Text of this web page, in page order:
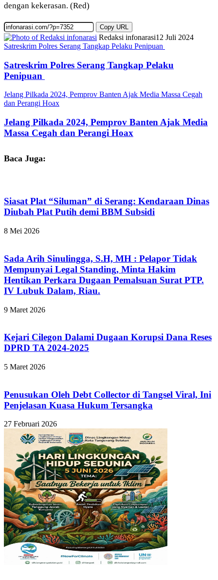
dengan kekerasan. (Red)
Copy URL
Redaksi infonarasi12 Juli 2024
Satreskrim Polres Serang Tangkap Pelaku Penipuan
Satreskrim Polres Serang Tangkap Pelaku
Penipuan
Jelang Pilkada 2024, Pemprov Banten Ajak Media Massa Cegah
dan Perangi Hoax
Jelang Pilkada 2024, Pemprov Banten Ajak Media
Massa Cegah dan Perangi Hoax
Baca Juga:
Siasat Plat “Siluman” di Serang: Kendaraan Dinas
Diubah Plat Putih demi BBM Subsidi
8 Mei 2026
Sada Arih Sinulingga, S.H, MH : Pelapor Tidak
Mempunyai Legal Standing, Minta Hakim
Hentikan Perkara Dugaan Pemalsuan Surat PTP.
IV Lubuk Dalam, Riau.
9 Maret 2026
Kejari Cilegon Dalami Dugaan Korupsi Dana Reses
DPRD TA 2024-2025
5 Maret 2026
Penusukan Oleh Debt Collector di Tangsel Viral, Ini
Penjelasan Kuasa Hukum Tersangka
27 Februari 2026